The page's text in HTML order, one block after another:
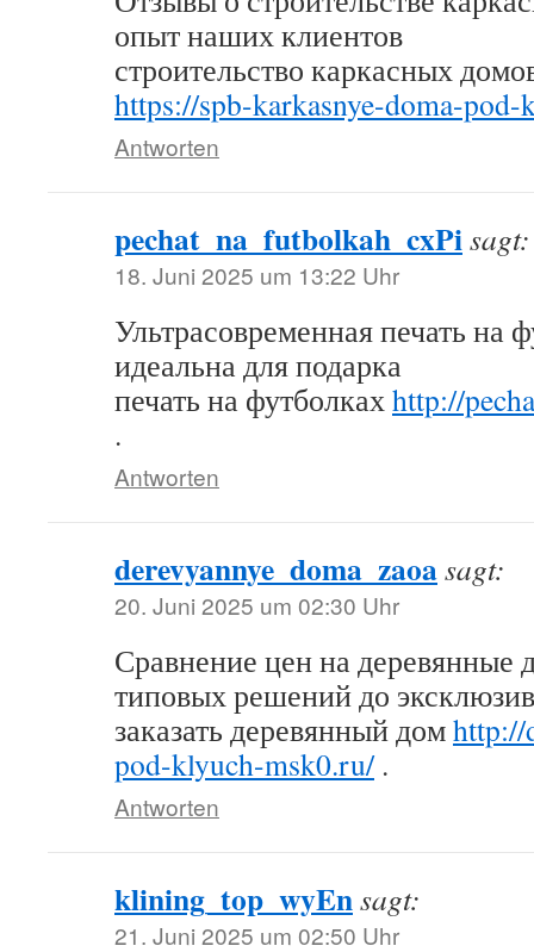
опыт наших клиентов
строительство каркасных
https://spb-karkasnye-doma-
Antworten
pechat_na_futbolkah_cxPisagt:
18. Juni 2025 um 13:22 Uhr
Ультрасовременная печать на
идеальна для подарка
печать на футболкахhttp://
.
Antworten
derevyannye_doma_zaoasagt:
20. Juni 2025 um 02:30 Uhr
Сравнение цен на деревянные
типовых решений до
заказать деревянный домhttp://
pod-klyuch-msk0.ru/.
Antworten
klining_top_wyEnsagt:
21. Juni 2025 um 02:50 Uhr